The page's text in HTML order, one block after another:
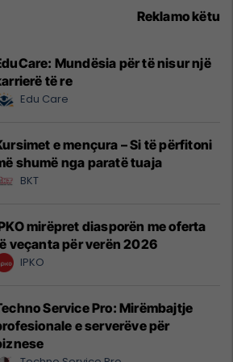
Reklamo këtu
Mundësia për të nisur një
të re
Edu Care
e mençura – Si të përfitoni
shumë nga paratë tuaja
BKT
mirëpret diasporën me oferta
veçanta për verën 2026
IPKO
Service Pro: Mirëmbajtje
e serverëve për